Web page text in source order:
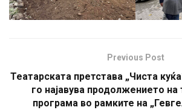
Previous Post
Театарската претстава „Чиста
го најавува продолжението на
програма во рамките на